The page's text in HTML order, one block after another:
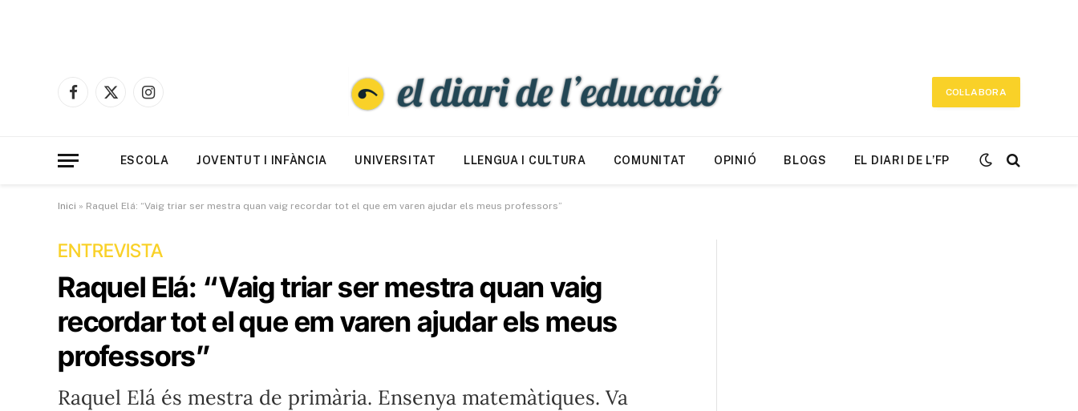
Facebook
X
Instagram
COL·LABORA
ESCOLA JOVENTUT I INFÀNCIA UNIVERSITAT LLENGUA I CULTURA COMUNITAT OPINIÓ BLOGS EL DIARI DE L’FP
Inici » Raquel Elá: “Vaig triar ser mestra quan vaig recordar tot el que em varen ajudar els meus professors”
ENTREVISTA
Raquel Elá: “Vaig triar ser mestra quan vaig
recordar tot el que em varen ajudar els meus
professors”
Raquel Elá és mestra de primària. Ensenya matemàtiques. Va